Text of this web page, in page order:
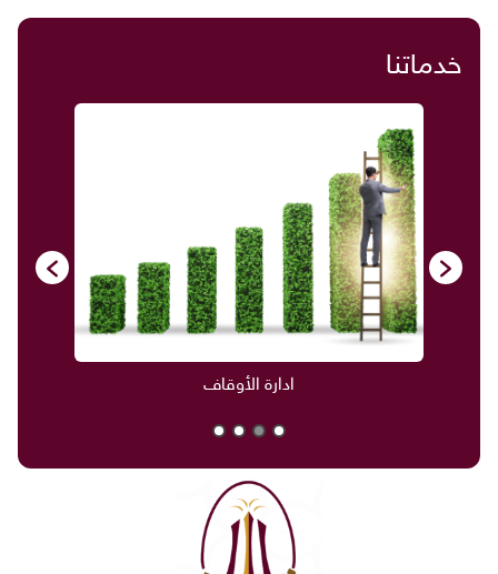
خدماتنا
ادارة الأوقاف